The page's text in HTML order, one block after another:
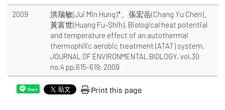
2009
洪瑞敏(Jui Min Hung)*、張宏岳(Chang Yu Chen)、
黃富世(Huang Fu-Shih), Biological heat potential
and temperature effect of an autothermal
thermophilic aerobic treatment (ATAT) system,
JOURNAL OF ENVIRONMENTAL BIOLOGY, vol.30
no.4 pp.615-619, 2009
Share Print this page